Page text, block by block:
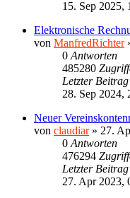
15. Sep 2025,
Elektronische
von ManfredRichter
0 Antworten
485280
Letzter Beitrag
28. Sep 2024,
Neuer
von claudiar» 27.
0 Antworten
476294
Letzter Beitrag
27. Apr 2023,